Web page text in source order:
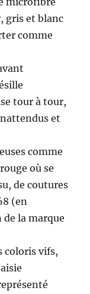
gris et blanc
comme
tour à tour,
et
comme
où se
de coutures
(en
de la marque
coloris vifs,